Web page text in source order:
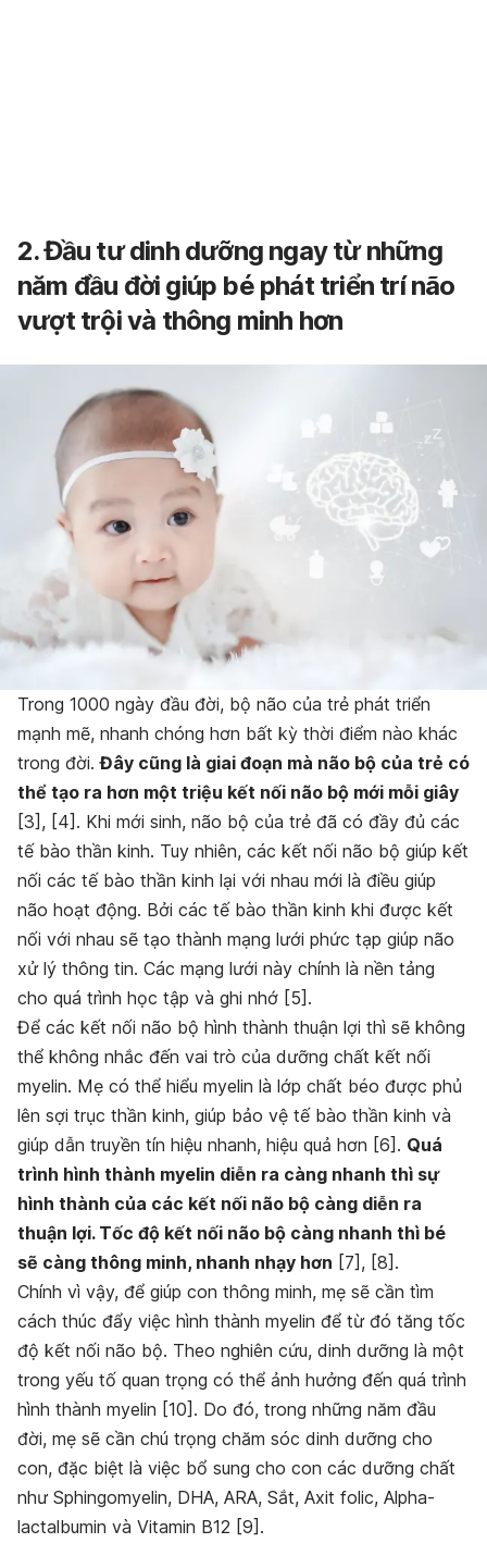
2. Đầu tư dinh dưỡng ngay từ những
năm đầu đời giúp bé phát triển trí não
vượt trội và thông minh hơn
Trong 1000 ngày đầu đời, bộ não của trẻ phát triển
mạnh mẽ, nhanh chóng hơn bất kỳ thời điểm nào khác
trong đời.Đây cũng là giai đoạn mà não bộ của trẻ có
thể tạo ra hơn một triệu kết nối não bộ mới mỗi giây
[3], [4]. Khi mới sinh, não bộ của trẻ đã có đầy đủ các
tế bào thần kinh. Tuy nhiên, các kết nối não bộ giúp kết
nối các tế bào thần kinh lại với nhau mới là điều giúp
não hoạt động. Bởi các tế bào thần kinh khi được kết
nối với nhau sẽ tạo thành mạng lưới phức tạp giúp não
xử lý thông tin. Các mạng lưới này chính là nền tảng
cho quá trình học tập và ghi nhớ [5].
Để các kết nối não bộ hình thành thuận lợi thì sẽ không
thể không nhắc đến vai trò của dưỡng chất kết nối
myelin. Mẹ có thể hiểu myelin là lớp chất béo được phủ
lên sợi trục thần kinh, giúp bảo vệ tế bào thần kinh và
giúp dẫn truyền tín hiệu nhanh, hiệu quả hơn [6]. Quá
trình hình thành myelin diễn ra càng nhanh thì sự
hình thành của các kết nối não bộ càng diễn ra
thuận lợi. Tốc độ kết nối não bộ càng nhanh thì bé
sẽ càng thông minh, nhanh nhạy hơn [7], [8].
Chính vì vậy, để giúp con thông minh, mẹ sẽ cần tìm
cách thúc đẩy việc hình thành myelin để từ đó tăng tốc
độ kết nối não bộ. Theo nghiên cứu, dinh dưỡng là một
trong yếu tố quan trọng có thể ảnh hưởng đến quá trình
hình thành myelin [10]. Do đó, trong những năm đầu
đời, mẹ sẽ cần chú trọng chăm sóc dinh dưỡng cho
con, đặc biệt là việc bổ sung cho con các dưỡng chất
như Sphingomyelin, DHA, ARA, Sắt, Axit folic, Alpha-
lactalbumin và Vitamin B12 [9].